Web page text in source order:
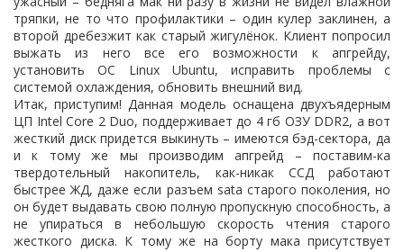
тряпки, не то что профилактики – один кулер заклинен, а
второй дребезжит как старый жигулёнок. Клиент попросил
выжать из него все его возможности к апгрейду,
установить ОС Linux Ubuntu, исправить проблемы с
системой охлаждения, обновить внешний вид.
Итак, приступим! Данная модель оснащена двухъядерным
ЦП Intel Core 2 Duo, поддерживает до 4 гб ОЗУ DDR2, а вот
жесткий диск придется выкинуть – имеются бэд-сектора, да
и к тому же мы производим апгрейд – поставим-ка
твердотельный накопитель, как-никак ССД работают
быстрее ЖД, даже если разъем sata старого поколения, но
он будет выдавать свою полную пропускную способность, а
не упираться в небольшую скорость чтения старого
жесткого диска. К тому же на борту мака присутствует